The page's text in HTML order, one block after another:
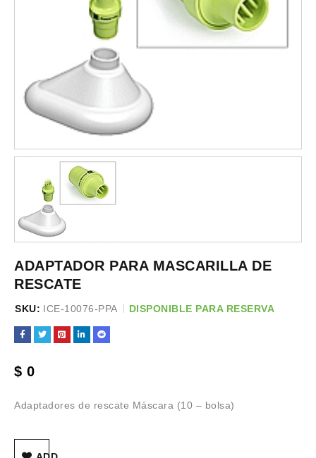
ADAPTADOR PARA MASCARILLA DE
RESCATE
SKU: ICE-10076-PPA DISPONIBLE PARA RESERVA
$ 0
Adaptadores de rescate Máscara (10 – bolsa)